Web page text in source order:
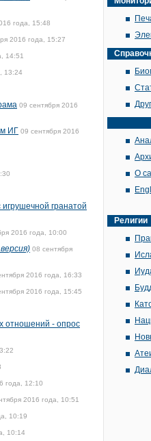
года, 15:48
2016 года, 15:27
14:51
13:24
09 сентября 2016
ИГ 09 сентября 2016
гранатой
2016 года, 10:00
08 сентября
2016 года, 16:33
2016 года, 15:45
отношений - опрос
года, 12:10
2016 года, 10:51
10:19
10:14
О
Религии